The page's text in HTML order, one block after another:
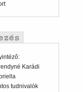
Karádi
tudnivalók